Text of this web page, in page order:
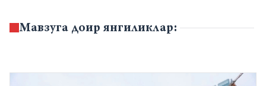
Мавзуга доир янгиликлар: